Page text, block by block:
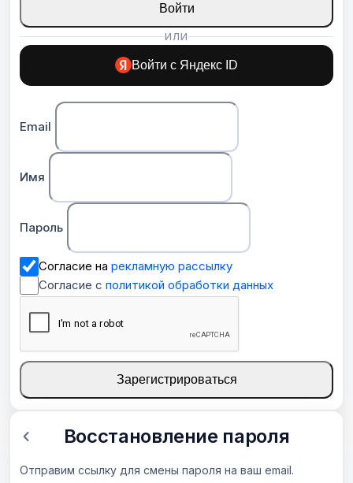
Войти
ИЛИ
Войти с Яндекс ID
Email
Имя
Пароль
Согласие на рекламную рассылку
Согласие с политикой обработки данных
Зарегистрироваться
Восстановление пароля
Отправим ссылку для смены пароля на ваш email.